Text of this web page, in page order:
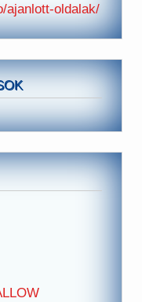
ajanlott-oldalak/